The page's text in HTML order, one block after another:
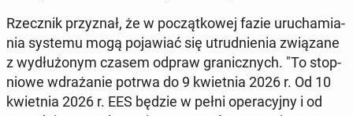
Rzecz­nik przy­znał, że w po­cząt­ko­wej fazie uru­cha­mia­
nia systemu mogą po­ja­wiać się utrud­nie­nia zwią­za­ne
z wy­dłu­żo­nym czasem odpraw gra­nicz­nych. "To stop­
nio­we wdra­ża­nie potrwa do 9 kwiet­nia 2026 r. Od 10
kwiet­nia 2026 r. EES będzie w pełni ope­ra­cyj­ny i od